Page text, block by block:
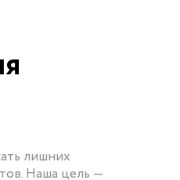
лишних
Наша цель —